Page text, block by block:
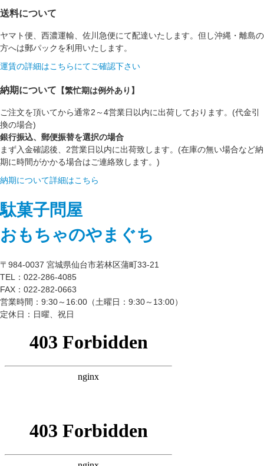
送料について
ヤマト便、西濃運輸、佐川急便にて配達いたします。但し沖縄・離島の
方へは郵パックを利用いたします。
運賃の詳細はこちらにてご確認下さい
納期について 【繁忙期は例外あり】
ご注文を頂いてから通常2～4営業日以内に出荷しております。(代金引
換の場合)
銀行振込、郵便振替を選択の場合
まず入金確認後、2営業日以内に出荷致します。(在庫の無い場合など納
期に時間がかかる場合はご連絡致します。)
納期について詳細はこちら
駄菓子問屋
おもちゃのやまぐち
〒984-0037 宮城県仙台市若林区蒲町33-21
TEL：022-286-4085
FAX：022-282-0663
営業時間：9:30～16:00（土曜日：9:30～13:00）
定休日：日曜、祝日